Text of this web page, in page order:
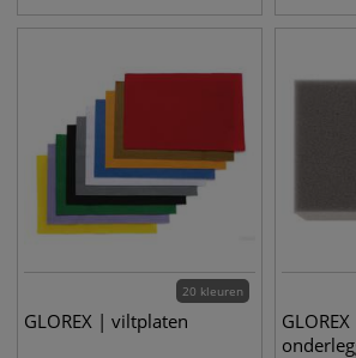
20 kleuren
GLOREX | viltplaten